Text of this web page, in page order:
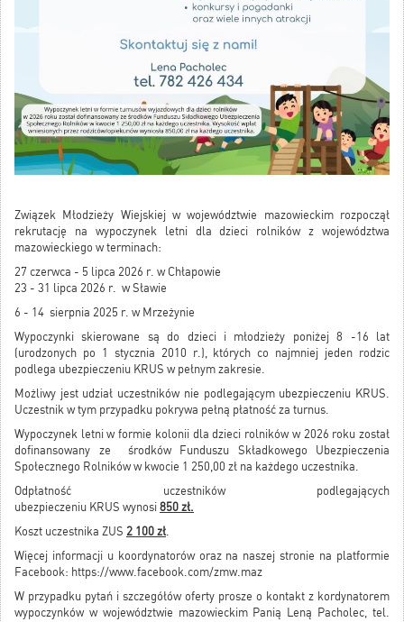
Związek Młodzieży Wiejskiej w województwie mazowieckim rozpoczął
rekrutację na wypoczynek letni dla dzieci rolników z województwa
mazowieckiego w terminach:
27 czerwca - 5 lipca 2026 r. w Chłapowie
23 - 31 lipca 2026 r. w Sławie
6 - 14 sierpnia 2025 r. w Mrzeżynie
Wypoczynki skierowane są do dzieci i młodzieży poniżej 8 -16 lat
(urodzonych po 1 stycznia 2010 r.), których co najmniej jeden rodzic
podlega ubezpieczeniu KRUS w pełnym zakresie.
Możliwy jest udział uczestników nie podlegającym ubezpieczeniu KRUS.
Uczestnik w tym przypadku pokrywa pełną płatność za turnus.
Wypoczynek letni w formie kolonii dla dzieci rolników w 2026 roku został
dofinansowany ze środków Funduszu Składkowego Ubezpieczenia
Społecznego Rolników w kwocie 1 250,00 zł na każdego uczestnika.
Odpłatność uczestników podlegających
ubezpieczeniu KRUS wynosi 850 zł.
Koszt uczestnika ZUS 2 100 zł.
Więcej informacji u koordynatorów oraz na naszej stronie na platformie
Facebook: https://www.facebook.com/zmw.maz
W przypadku pytań i szczegółów oferty prosze o kontakt z kordynatorem
wypoczynków w województwie mazowieckim Panią Leną Pacholec, tel.